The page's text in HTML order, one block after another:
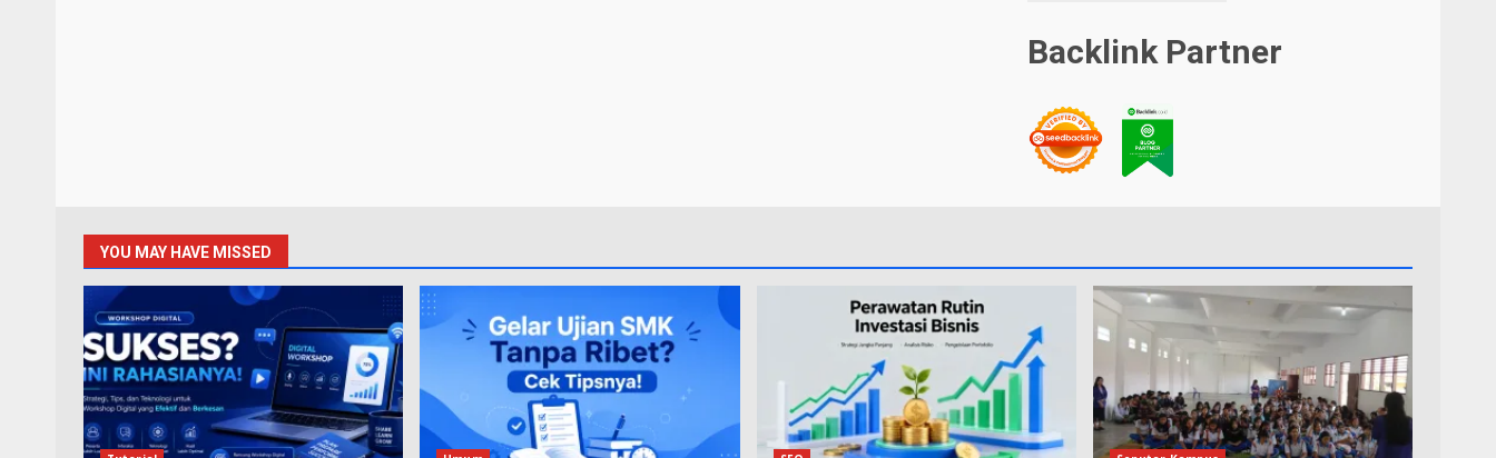
Backlink Partner
YOU MAY HAVE MISSED